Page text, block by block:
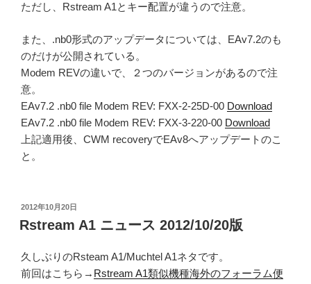
ただし、Rstream A1とキー配置が違うので注意。
また、.nb0形式のアップデータについては、EAv7.2のも
のだけが公開されている。
Modem REVの違いで、２つのバージョンがあるので注
意。
EAv7.2 .nb0 file Modem REV: FXX-2-25D-00 Download
EAv7.2 .nb0 file Modem REV: FXX-3-220-00 Download
上記適用後、CWM recoveryでEAv8へアップデートのこ
と。
投
稿
日:
2012年10月20日
Rstream A1 ニュース 2012/10/20版
久しぶりのRsteam A1/Muchtel A1ネタです。
前回はこちら→ Rstream A1類似機種海外のフォーラム便